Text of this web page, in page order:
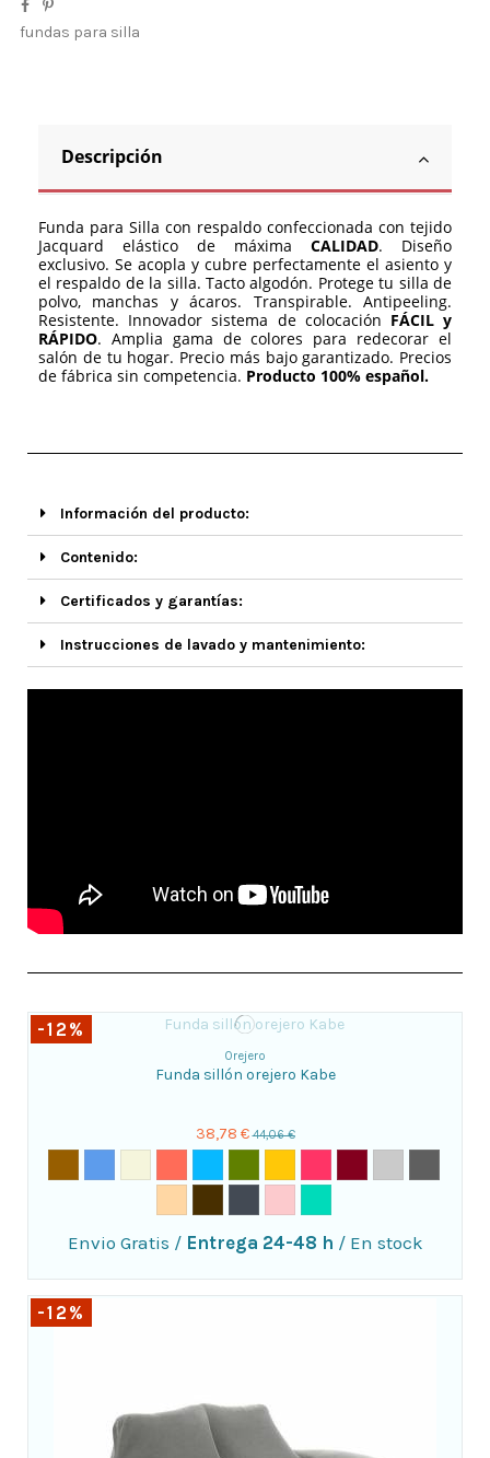
fundas para silla
Descripción
Funda para Silla con respaldo confeccionada con tejido
Jacquard elástico de máxima CALIDAD. Diseño
exclusivo. Se acopla y cubre perfectamente el asiento y
el respaldo de la silla. Tacto algodón. Protege tu silla de
polvo, manchas y ácaros. Transpirable. Antipeeling.
Resistente. Innovador sistema de colocación FÁCIL y
RÁPIDO. Amplia gama de colores para redecorar el
salón de tu hogar. Precio más bajo garantizado. Precios
de fábrica sin competencia. Producto 100% español.
Información del producto:
Contenido:
Certificados y garantías:
Instrucciones de lavado y mantenimiento:
-12%
Orejero
Funda sillón orejero Kabe
38,78 € 44,06 €
Envio Gratis / Entrega 24-48 h / En stock
-12%